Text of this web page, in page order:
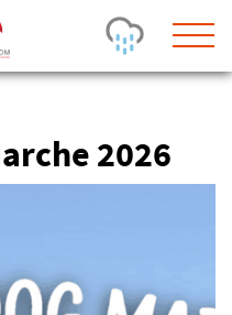
Visibility
-
Lifts open Runs (%)
2026